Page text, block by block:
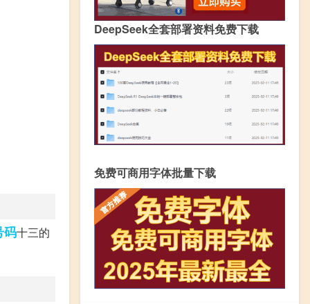
码十三的
DeepSeek全套部署资料免费下载
免费可商用字体批量下载